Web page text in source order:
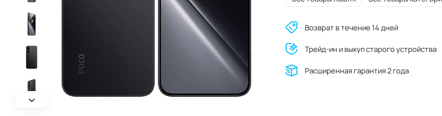
Возврат в течение 14 дней
Трейд-ин и выкуп старого устройства
Расширенная гарантия 2 года